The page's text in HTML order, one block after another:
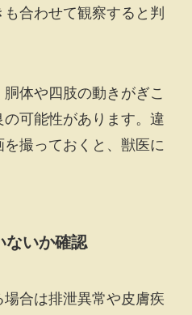
合わせて観察すると判
体や四肢の動きがぎこ
可能性があります。違
撮っておくと、獣医に
ないか確認
合は排泄異常や皮膚疾